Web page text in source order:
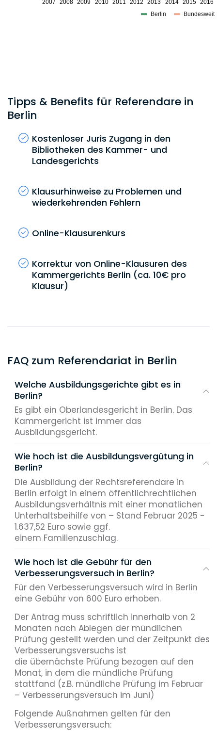
Tipps & Benefits für Referendare in
Berlin
Kostenloser Juris Zugang in den
Bibliotheken des Kammer- und
Landesgerichts
Klausurhinweise zu Problemen und
wiederkehrenden Fehlern
Online-Klausurenkurs
Korrektur von Online-Klausuren des
Kammergerichts Berlin (ca. 10€ pro
Klausur)
FAQ zum Referendariat in Berlin
Welche Ausbildungsgerichte gibt es in
Berlin?
Es gibt ein Oberlandesgericht in Berlin. Das
Kammergericht ist immer das
Ausbildungsgericht.
Wie hoch ist die Ausbildungsvergütung in
Berlin?
Die Ausbildung der Rechtsreferendare in
Berlin erfolgt in einem öffentlichrechtlichen
Ausbildungsverhältnis mit einer monatlichen
Unterhaltsbeihilfe von – Stand Februar 2025 -
1.637,52 Euro sowie ggf.
einem Familienzuschlag.
Wie hoch ist die Gebühr für den
Verbesserungsversuch in Berlin?
Für den Verbesserungsversuch wird in Berlin
eine Gebühr von 600 Euro erhoben.
Der Antrag muss schriftlich innerhalb von 2
Monaten nach Ablegen der mündlichen
Prüfung gestellt werden und der Zeitpunkt des
Verbesserungsversuchs ist
die übernächste Prüfung bezogen auf den
Monat, in dem die mündliche Prüfung
stattfand (z.B. mündliche Prüfung im Februar
– Verbesserungsversuch im Juni)
Folgende Außnahmen gelten für den
Verbesserungsversuch: